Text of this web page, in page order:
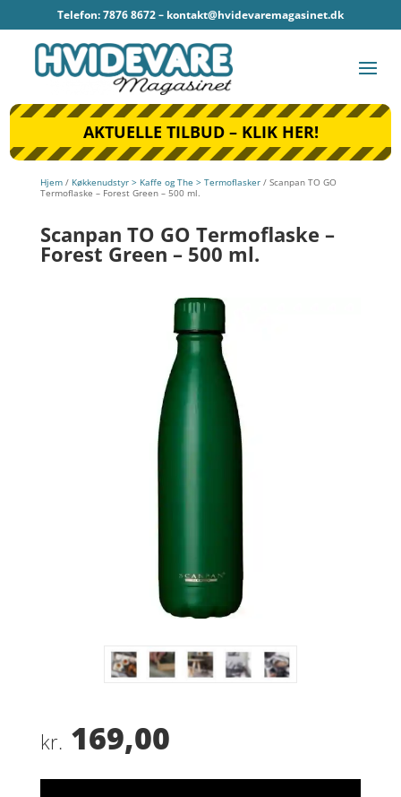
Telefon: 7876 8672 – kontakt@hvidevaremagasinet.dk
AKTUELLE TILBUD – KLIK HER!
Hjem/ Køkkenudstyr > Kaffe og The > Termoflasker/ Scanpan TO GO
Termoflaske – Forest Green – 500 ml.
Scanpan TO GO Termoflaske –
Forest Green – 500 ml.
kr. 169,00